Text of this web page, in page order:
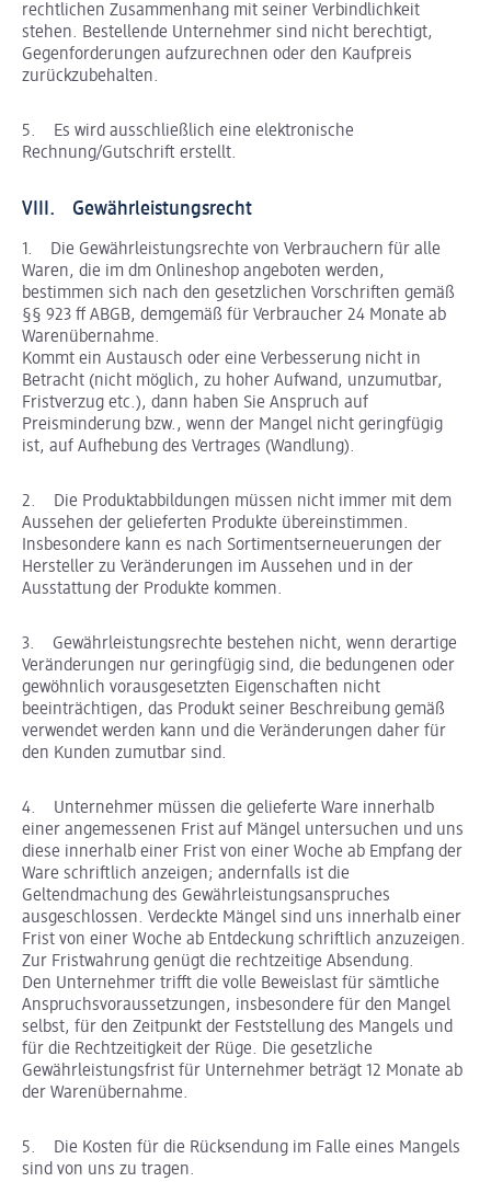
rechtlichen Zusammenhang mit seiner Verbindlichkeit
stehen. Bestellende Unternehmer sind nicht berechtigt,
Gegenforderungen aufzurechnen oder den Kaufpreis
zurückzubehalten.
5. Es wird ausschließlich eine elektronische
Rechnung/Gutschrift erstellt.
VIII. Gewährleistungsrecht
1. Die Gewährleistungsrechte von Verbrauchern für alle
Waren, die im dm Onlineshop angeboten werden,
bestimmen sich nach den gesetzlichen Vorschriften gemäß
§§ 923 ff ABGB, demgemäß für Verbraucher 24 Monate ab
Warenübernahme.
Kommt ein Austausch oder eine Verbesserung nicht in
Betracht (nicht möglich, zu hoher Aufwand, unzumutbar,
Fristverzug etc.), dann haben Sie Anspruch auf
Preisminderung bzw., wenn der Mangel nicht geringfügig
ist, auf Aufhebung des Vertrages (Wandlung).
2. Die Produktabbildungen müssen nicht immer mit dem
Aussehen der gelieferten Produkte übereinstimmen.
Insbesondere kann es nach Sortimentserneuerungen der
Hersteller zu Veränderungen im Aussehen und in der
Ausstattung der Produkte kommen.
3. Gewährleistungsrechte bestehen nicht, wenn derartige
Veränderungen nur geringfügig sind, die bedungenen oder
gewöhnlich vorausgesetzten Eigenschaften nicht
beeinträchtigen, das Produkt seiner Beschreibung gemäß
verwendet werden kann und die Veränderungen daher für
den Kunden zumutbar sind.
4. Unternehmer müssen die gelieferte Ware innerhalb
einer angemessenen Frist auf Mängel untersuchen und uns
diese innerhalb einer Frist von einer Woche ab Empfang der
Ware schriftlich anzeigen; andernfalls ist die
Geltendmachung des Gewährleistungsanspruches
ausgeschlossen. Verdeckte Mängel sind uns innerhalb einer
Frist von einer Woche ab Entdeckung schriftlich anzuzeigen.
Zur Fristwahrung genügt die rechtzeitige Absendung.
Den Unternehmer trifft die volle Beweislast für sämtliche
Anspruchsvoraussetzungen, insbesondere für den Mangel
selbst, für den Zeitpunkt der Feststellung des Mangels und
für die Rechtzeitigkeit der Rüge. Die gesetzliche
Gewährleistungsfrist für Unternehmer beträgt 12 Monate ab
der Warenübernahme.
5. Die Kosten für die Rücksendung im Falle eines Mangels
sind von uns zu tragen.